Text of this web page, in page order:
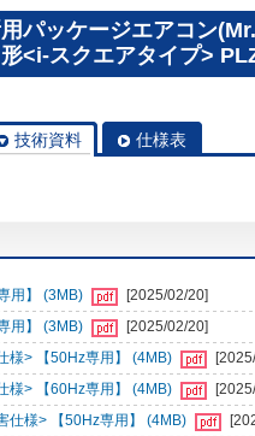
パッケージエアコン
<i-スクエアタイプ>
技術資料 仕様表
用】 (3MB)
[2025/02/20]
用】 (3MB)
[2025/02/20]
様> 【50Hz専用】 (4MB)
様> 【60Hz専用】 (4MB)
仕様> 【50Hz専用】 (4MB)